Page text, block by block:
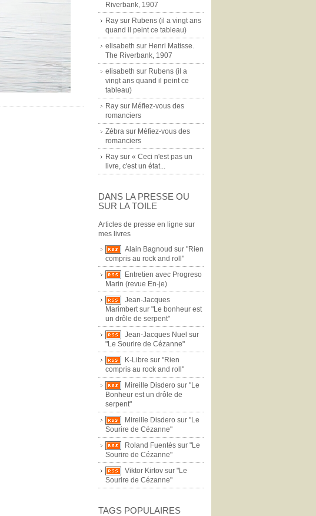
Riverbank, 1907
Ray sur Rubens (il a vingt ans
quand il peint ce tableau)
elisabeth sur Henri Matisse.
The Riverbank, 1907
elisabeth sur Rubens (il a
vingt ans quand il peint ce
tableau)
Ray sur Méfiez-vous des
romanciers
Zébra sur Méfiez-vous des
romanciers
Ray sur « Ceci n'est pas un
livre, c'est un état...
DANS LA PRESSE OU
SUR LA TOILE
Articles de presse en ligne sur
mes livres
Alain Bagnoud sur "Rien
compris au rock and roll"
Entretien avec Progreso
Marin (revue En-je)
Jean-Jacques
Marimbert sur "Le bonheur est
un drôle de serpent"
Jean-Jacques Nuel sur
"Le Sourire de Cézanne"
K-Libre sur "Rien
compris au rock and roll"
Mireille Disdero sur "Le
Bonheur est un drôle de
serpent"
Mireille Disdero sur "Le
Sourire de Cézanne"
Roland Fuentès sur "Le
Sourire de Cézanne"
Viktor Kirtov sur "Le
Sourire de Cézanne"
TAGS POPULAIRES